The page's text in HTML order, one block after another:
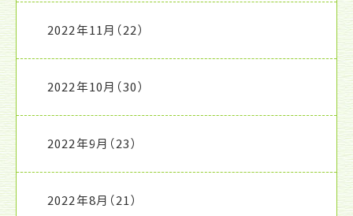
2022年11月 （22）
2022年10月 （30）
2022年9月 （23）
2022年8月 （21）